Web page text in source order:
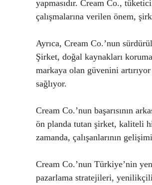
yapmasıdır. Cream Co.,
çalışmalarına verilen önem,
Ayrıca, Cream Co.’nun
Şirket, doğal kaynakları
markaya olan güvenini
sağlıyor.
Cream Co.’nun başarısının
ön planda tutan şirket, kaliteli
zamanda, çalışanlarının
Cream Co.’nun Türkiye’nin
pazarlama stratejileri,